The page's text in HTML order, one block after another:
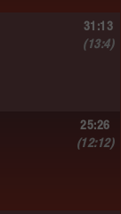
31:13
(13:4)
25:26
(12:12)